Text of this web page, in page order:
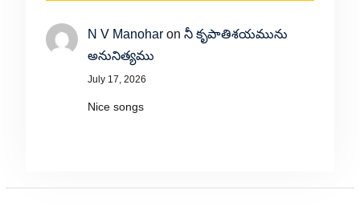
N V Manoharon నీ కృపాతిశయమును
అనునిత్యము
July 17, 2026
Nice songs